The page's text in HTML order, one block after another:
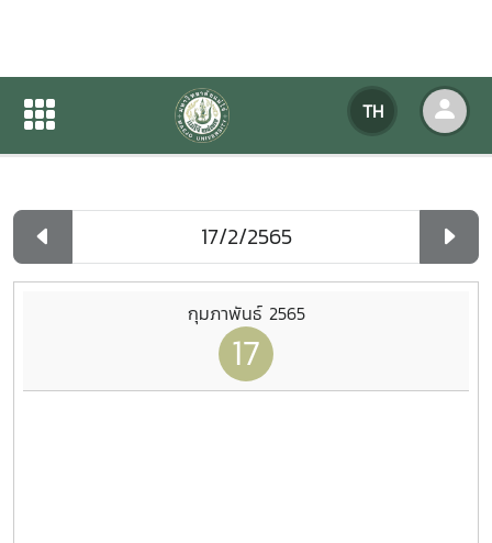
TH
ปฏิทินกิจกรรมของหน่วยงาน
ปฏิทินกิจกรรมของหน่วยงาน
กุมภาพันธ์ 2565
17